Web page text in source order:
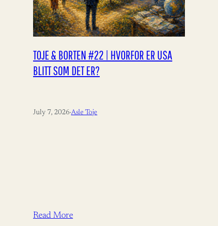
TOJE & BORTEN #22 | HVORFOR ER USA
BLITT SOM DET ER?
July 7, 2026·Asle Toje
Read More